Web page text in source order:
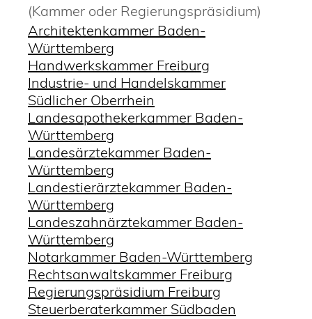
(Kammer oder Regierungspräsidium)
Architektenkammer Baden-
Württemberg
Handwerkskammer Freiburg
Industrie- und Handelskammer
Südlicher Oberrhein
Landesapothekerkammer Baden-
Württemberg
Landesärztekammer Baden-
Württemberg
Landestierärztekammer Baden-
Württemberg
Landeszahnärztekammer Baden-
Württemberg
Notarkammer Baden-Württemberg
Rechtsanwaltskammer Freiburg
Regierungspräsidium Freiburg
Steuerberaterkammer Südbaden